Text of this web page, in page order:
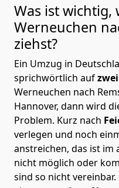
Was ist wichtig,
Werneuchen
ziehst?
Ein Umzug in
sprichwörtlich auf
Werneuchen nach
Hannover, dann wird
Problem. Kurz nach
verlegen und noch
anstreichen, das ist im
nicht möglich oder
sind so nicht vereinbar.